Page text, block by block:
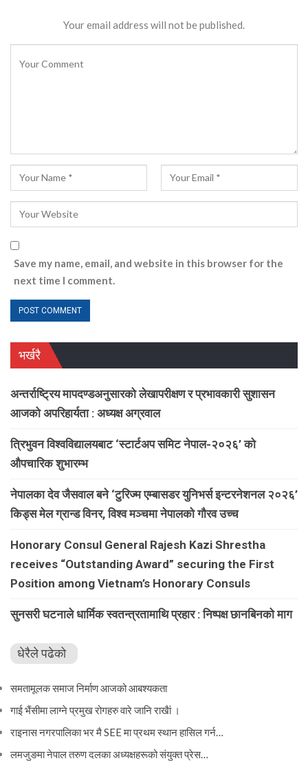
Your email address will not be published.
Save my name, email, and website in this browser for the
next time I comment.
भर्खरै
अन्तर्राष्ट्रिय मापदण्डअनुसारको लेखापरीक्षण र प्रभावकारी सुशासन
आजको अपरिहार्यता : अध्यक्ष अग्रवाल
त्रिभुवन विश्वविद्यालयबाट ‘स्टार्टअप समिट नेपाल-२०२६’ को
औपचारिक शुभारम्भ
नेपालका देव जैसवाल बने ‘टुरिज्म एम्बासडर युनिभर्स इन्टरनेशनल २०२६’
किड्स मेल ग्रान्ड विनर, विश्व मञ्चमा नेपालको गौरव उच्च
Honorary Consul General Rajesh Kazi Shrestha
receives “Outstanding Award” securing the First
Position among Vietnam’s Honorary Consuls
सुनसरी घटनाले धार्मिक स्वतन्त्रतामाथि प्रहार : निष्पक्ष छानबिनको माग
धेरैले पढेको
समतामूलक समाज निर्माण आजको आबश्यकता
गाई भैंसीमा लाग्ने प्रमुख रोगहरु वारे जानि राखैां ।
राइनास नगरपालिका भर मै SEE मा प्रथम स्थान हासिल गर्न…
लमजुङमा नेपाल तरुण दलका अध्यक्षहरूको संयुक्त प्रेस…